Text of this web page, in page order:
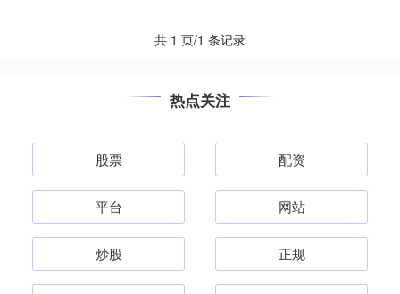
共 1 页/1 条记录
热点关注
股票 配资
平台 网站
炒股 正规